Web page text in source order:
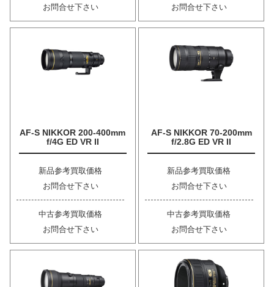
お問合せ下さい お問合せ下さい
AF-S NIKKOR 200-400mm
f/4G ED VR II
新品参考買取価格
お問合せ下さい
中古参考買取価格
お問合せ下さい
AF-S NIKKOR 70-200mm
f/2.8G ED VR II
新品参考買取価格
お問合せ下さい
中古参考買取価格
お問合せ下さい